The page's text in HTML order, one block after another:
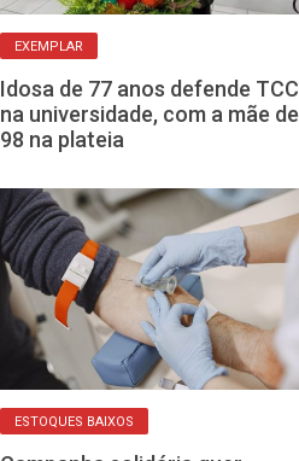
EXEMPLAR
Idosa de 77 anos defende TCC
na universidade, com a mãe de
98 na plateia
ESTOQUES BAIXOS